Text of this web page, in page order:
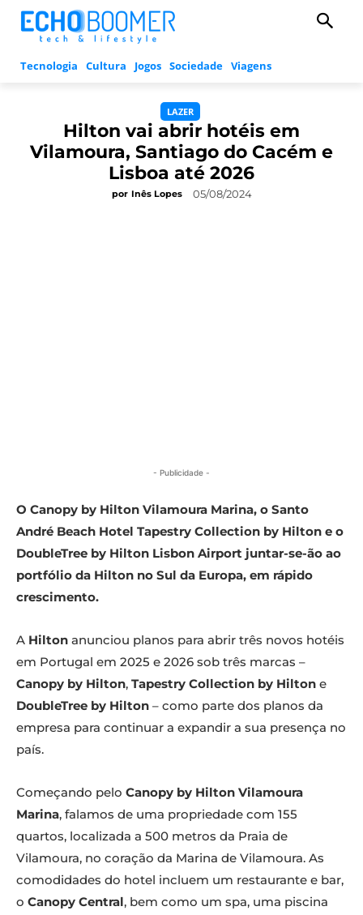
Tecnologia Cultura Jogos Sociedade Viagens
LAZER
Hilton vai abrir hotéis em
Vilamoura, Santiago do Cacém e
Lisboa até 2026
por Inês Lopes 05/08/2024
- Publicidade -
O Canopy by Hilton Vilamoura Marina, o Santo
André Beach Hotel Tapestry Collection by Hilton e o
DoubleTree by Hilton Lisbon Airport juntar-se-ão ao
portfólio da Hilton no Sul da Europa, em rápido
crescimento.
A Hilton anunciou planos para abrir três novos hotéis
em Portugal em 2025 e 2026 sob três marcas –
Canopy by Hilton, Tapestry Collection by Hilton e
DoubleTree by Hilton – como parte dos planos da
empresa para continuar a expandir a sua presença no
país.
Começando pelo Canopy by Hilton Vilamoura
Marina, falamos de uma propriedade com 155
quartos, localizada a 500 metros da Praia de
Vilamoura, no coração da Marina de Vilamoura. As
comodidades do hotel incluem um restaurante e bar,
o Canopy Central, bem como um spa, uma piscina